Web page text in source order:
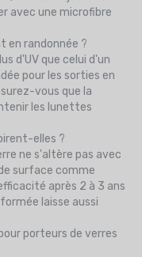
avec une microfibre
en randonnée ?
d'UV que celui d'un
pour les sorties en
vous que la
les lunettes
elles ?
ne s'altère pas avec
surface comme
après 2 à 3 ans
laisse aussi
porteurs de verres